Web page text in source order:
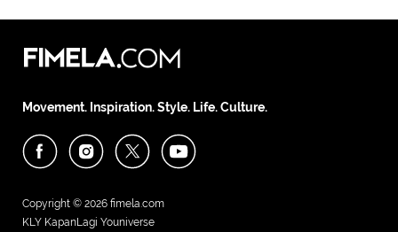
Movement. Inspiration. Style. Life. Culture.
Copyright © 2026 fimela.com
KLY KapanLagi Youniverse